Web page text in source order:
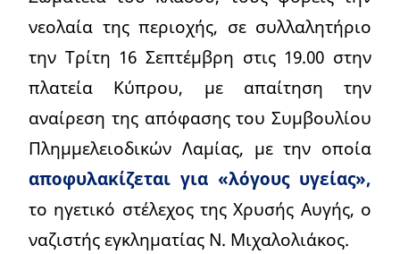
νεολαία της περιοχής, σε συλλαλητήριο
την Τρίτη 16 Σεπτέμβρη στις 19.00 στην
πλατεία Κύπρου, με απαίτηση την
αναίρεση της απόφασης του Συμβουλίου
Πλημμελειοδικών Λαμίας, με την οποία
αποφυλακίζεται για «λόγους υγείας»,
το ηγετικό στέλεχος της Χρυσής Αυγής, ο
ναζιστής εγκληματίας Ν. Μιχαλολιάκος.